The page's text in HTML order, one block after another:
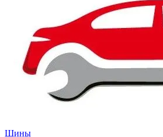
Шины